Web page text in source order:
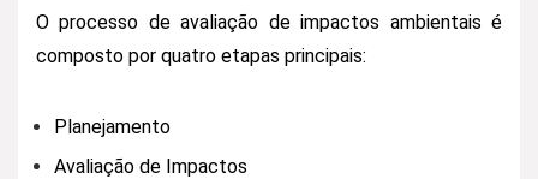
O processo de avaliação de impactos ambientais é
composto por quatro etapas principais:
Planejamento
Avaliação de Impactos